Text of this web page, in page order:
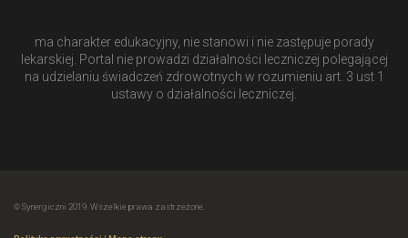
ma charakter edukacyjny, nie stanowi i nie zastępuje porady
lekarskiej. Portal nie prowadzi działalności leczniczej polegającej
na udzielaniu świadczeń zdrowotnych w rozumieniu art. 3 ust 1
ustawy o działalności leczniczej.
© Synergiczni 2019. Wszelkie prawa zastrzeżone.